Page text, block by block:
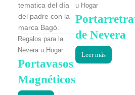
Regalos para la
Nevera u Hogar
Portavasos
Magnéticos
u Hogar
de Nevera
Leer más